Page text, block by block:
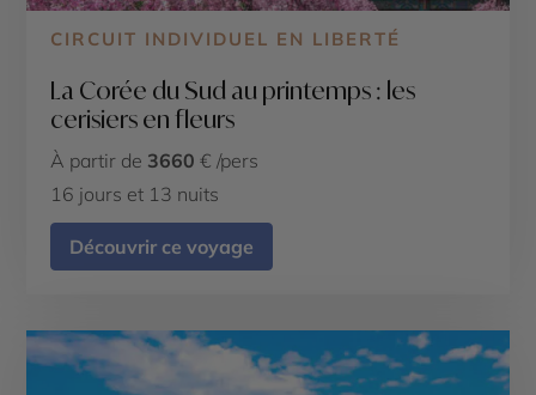
CIRCUIT INDIVIDUEL EN LIBERTÉ
La Corée du Sud au printemps : les
cerisiers en fleurs
À partir de 3660 € /pers
16 jours et 13 nuits
Découvrir ce voyage